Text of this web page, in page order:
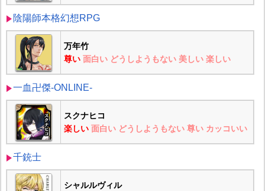
陰陽師本格幻想RPG
万年竹
尊い 面白い どうしようもない 美しい 楽しい
一血卍傑-ONLINE-
スクナヒコ
楽しい 面白い どうしようもない 尊い カッコいい
千銃士
シャルルヴィル